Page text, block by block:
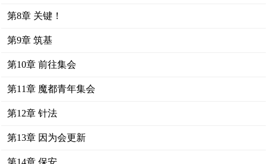
第8章 关键！
第9章 筑基
第10章 前往集会
第11章 魔都青年集会
第12章 针法
第13章 因为会更新
第14章 保安